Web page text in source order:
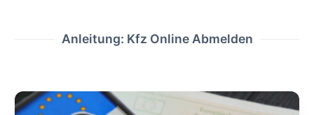
Anleitung: Kfz Online Abmelden